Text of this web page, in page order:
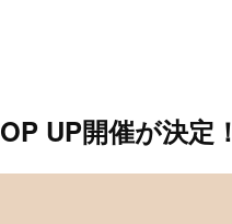
UP開催が決定！